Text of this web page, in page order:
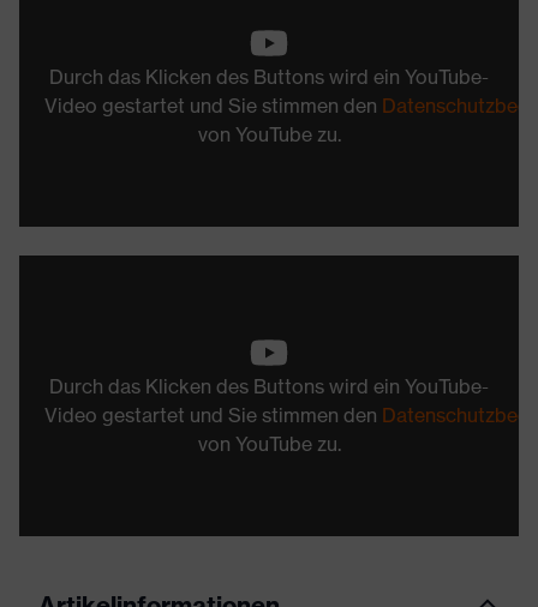
Durch das Klicken des Buttons wird ein YouTube-
Video gestartet und Sie stimmen den
von YouTube zu.
Durch das Klicken des Buttons wird ein YouTube-
Video gestartet und Sie stimmen den
von YouTube zu.